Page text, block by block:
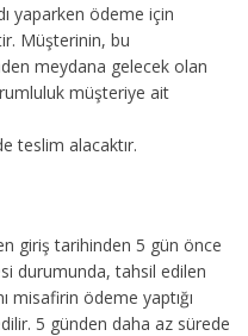
yaparken ödeme için
Müşterinin, bu
meydana gelecek olan
müşteriye ait
teslim alacaktır.
giriş tarihinden 5 gün önce
durumunda, tahsil edilen
misafirin ödeme yaptığı
5 günden daha az sürede